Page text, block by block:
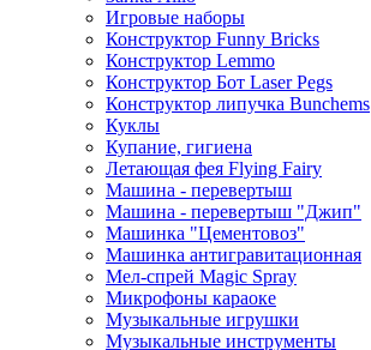
Игровые наборы
Конструктор Funny Bricks
Конструктор Lemmo
Конструктор Бот Laser Pegs
Конструктор липучка Bunchems
Куклы
Купание, гигиена
Летающая фея Flying Fairy
Машина - перевертыш
Машина - перевертыш "Джип"
Машинка "Цементовоз"
Машинка антигравитационная
Мел-спрей Magic Spray
Микрофоны караоке
Музыкальные игрушки
Музыкальные инструменты